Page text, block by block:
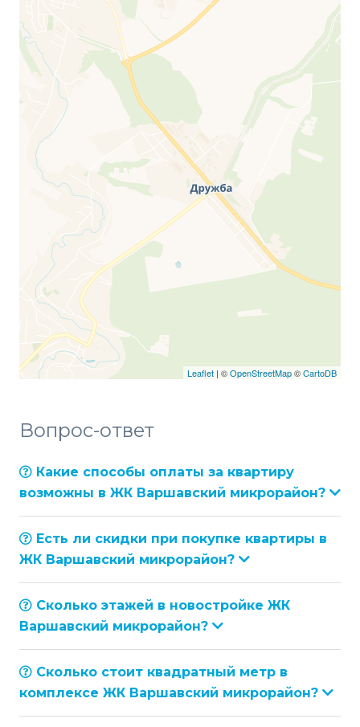
Leaflet | ©OpenStreetMap©CartoDB
Вопрос-ответ
Какие способы оплаты за квартиру
возможны в ЖК Варшавский микрорайон?
Есть ли скидки при покупке квартиры в
ЖК Варшавский микрорайон?
Сколько этажей в новостройке ЖК
Варшавский микрорайон?
Сколько стоит квадратный метр в
комплексе ЖК Варшавский микрорайон?